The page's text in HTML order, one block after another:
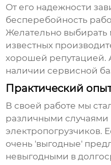
От его надежности
бесперебойность
Желательно
известных
хорошей репутацией.
наличии сервисной
Практический
В своей работе мы
различными
электропогрузчиков.
очень 'выгодные'
невыгодными в